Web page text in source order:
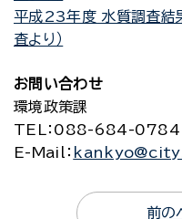
平成23年度 水質調査結
査より）
お問い合わせ
環境政策課
TEL
：088-684-0784
E-Mail
：
前の